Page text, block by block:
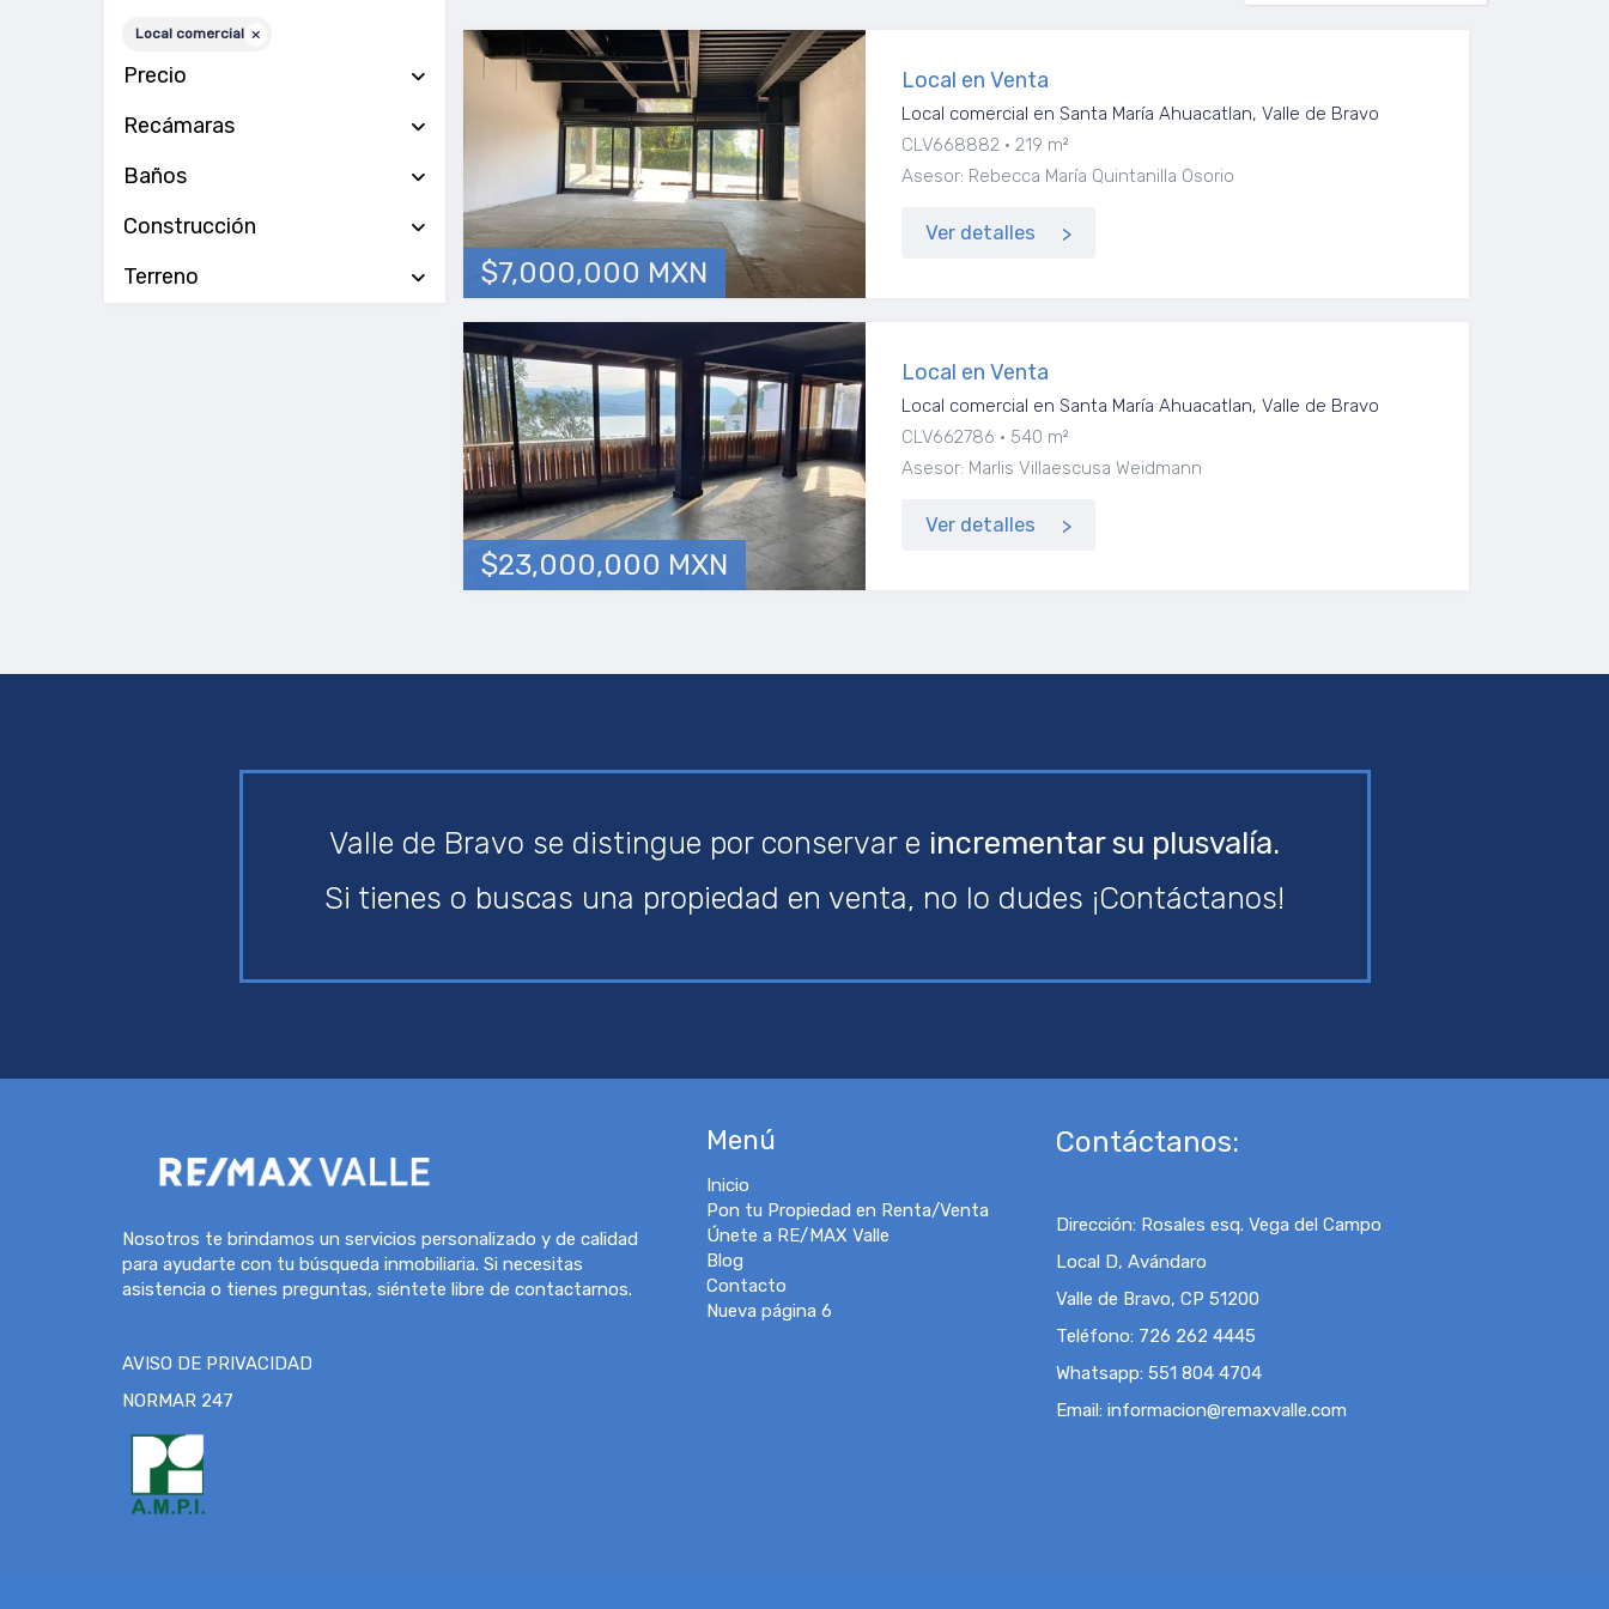
Local comercial
Precio
Recámaras
Baños
Construcción
Terreno
$7,000,000 MXN
Local en Venta
Local comercial en Santa María Ahuacatlan, Valle de Bravo
CLV668882
219 m²
Asesor: Rebecca María Quintanilla Osorio
Ver detalles
$23,000,000 MXN
Local en Venta
Local comercial en Santa María Ahuacatlan, Valle de Bravo
CLV662786
540 m²
Asesor: Marlis Villaescusa Weidmann
Ver detalles
Valle de Bravo se distingue por conservar e incrementar su plusvalía.
Si tienes o buscas una propiedad en venta, no lo dudes ¡Contáctanos!
Nosotros te brindamos un servicios personalizado y de calidad
para ayudarte con tu búsqueda inmobiliaria. Si necesitas
asistencia o tienes preguntas, siéntete libre de contactarnos.
AVISO DE PRIVACIDAD
NORMAR 247
Menú
Inicio
Pon tu Propiedad en Renta/Venta
Únete a RE/MAX Valle
Blog
Contacto
Nueva página 6
Contáctanos:
Dirección: Rosales esq. Vega del Campo
Local D, Avándaro
Valle de Bravo, CP 51200
Teléfono: 726 262 4445
Whatsapp: 551 804 4704
Email: informacion@remaxvalle.com